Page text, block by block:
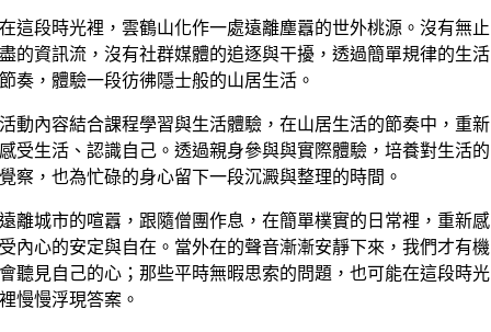
在這段時光裡，雲鶴山化作一處遠離塵囂的世外桃源。沒有無止
盡的資訊流，沒有社群媒體的追逐與干擾，透過簡單規律的生活
節奏，體驗一段彷彿隱士般的山居生活。
活動內容結合課程學習與生活體驗，在山居生活的節奏中，重新
感受生活、認識自己。透過親身參與與實際體驗，培養對生活的
覺察，也為忙碌的身心留下一段沉澱與整理的時間。
遠離城市的喧囂，跟隨僧團作息，在簡單樸實的日常裡，重新感
受內心的安定與自在。當外在的聲音漸漸安靜下來，我們才有機
會聽見自己的心；那些平時無暇思索的問題，也可能在這段時光
裡慢慢浮現答案。󠀠